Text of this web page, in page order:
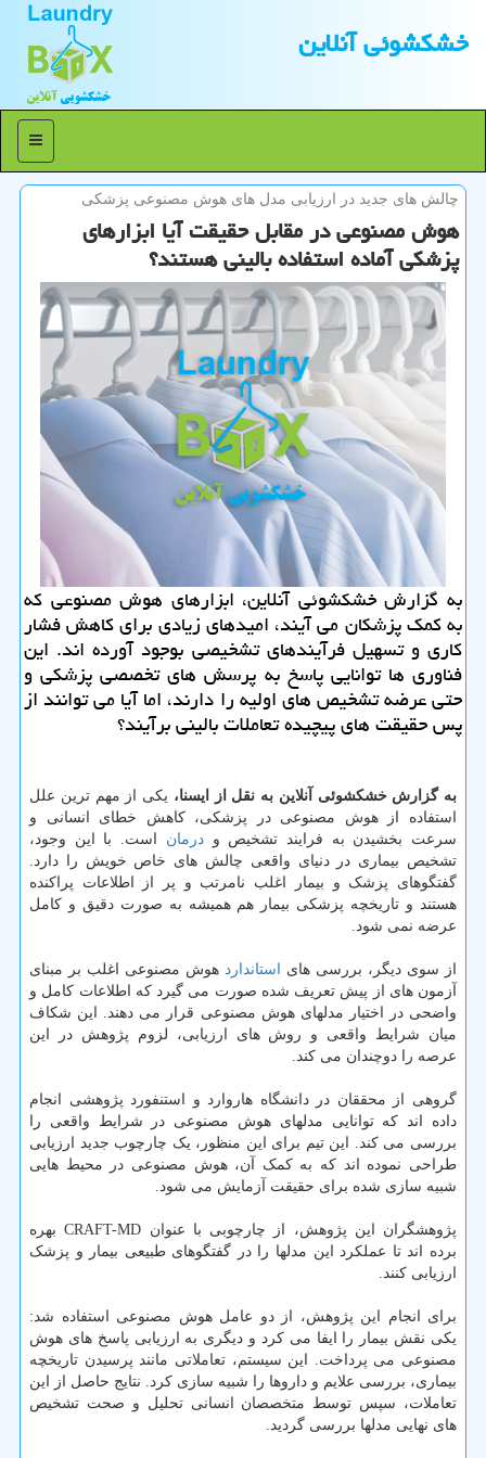
خشكشوئی آنلاین
منو
چالش های جدید در ارزیابی مدل های هوش مصنوعی پزشكی
هوش مصنوعی در مقابل حقیقت آیا ابزارهای
پزشکی آماده استفاده بالینی هستند؟
به گزارش خشکشوئی آنلاین، ابزارهای هوش مصنوعی که
به کمک پزشکان می آیند، امیدهای زیادی برای کاهش فشار
کاری و تسهیل فرآیندهای تشخیصی بوجود آورده اند. این
فناوری ها توانایی پاسخ به پرسش های تخصصی پزشکی و
حتی عرضه تشخیص های اولیه را دارند، اما آیا می توانند از
پس حقیقت های پیچیده تعاملات بالینی برآیند؟
به گزارش خشکشوئی آنلاین به نقل از ایسنا، یکی از مهم ترین علل
استفاده از هوش مصنوعی در پزشکی، کاهش خطای انسانی و
سرعت بخشیدن به فرایند تشخیص ودرمان است. با این وجود،
تشخیص بیماری در دنیای واقعی چالش های خاص خویش را دارد.
گفتگوهای پزشک و بیمار اغلب نامرتب و پر از اطلاعات پراکنده
هستند و تاریخچه پزشکی بیمار هم همیشه به صورت دقیق و کامل
عرضه نمی شود.
از سوی دیگر، بررسی های استاندارد هوش مصنوعی اغلب بر مبنای
آزمون های از پیش تعریف شده صورت می گیرد که اطلاعات کامل و
واضحی در اختیار مدلهای هوش مصنوعی قرار می دهند. این شکاف
میان شرایط واقعی و روش های ارزیابی، لزوم پژوهش در این
عرصه را دوچندان می کند.
گروهی از محققان در دانشگاه هاروارد و استنفورد پژوهشی انجام
داده اند که توانایی مدلهای هوش مصنوعی در شرایط واقعی را
بررسی می کند. این تیم برای این منظور، یک چارچوب جدید ارزیابی
طراحی نموده اند که به کمک آن، هوش مصنوعی در محیط هایی
شبیه سازی شده برای حقیقت آزمایش می شود.
پژوهشگران این پژوهش، از چارچوبی با عنوان CRAFT-MD بهره
برده اند تا عملکرد این مدلها را در گفتگوهای طبیعی بیمار و پزشک
ارزیابی کنند.
برای انجام این پژوهش، از دو عامل هوش مصنوعی استفاده شد:
یکی نقش بیمار را ایفا می کرد و دیگری به ارزیابی پاسخ های هوش
مصنوعی می پرداخت. این سیستم، تعاملاتی مانند پرسیدن تاریخچه
بیماری، بررسی علایم و داروها را شبیه سازی کرد. نتایج حاصل از این
تعاملات، سپس توسط متخصصان انسانی تحلیل و صحت تشخیص
های نهایی مدلها بررسی گردید.